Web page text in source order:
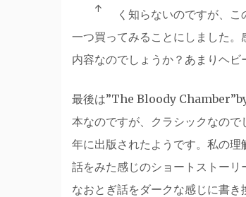
↑
く知らないのですが、
一つ買ってみることにしました
内容なのでしょうか？あまりヘビ
最後は”The Bloody
本なのですが、クラシックなので
年に出版されたようです。私の
話をみた感じのショートストー
なおとぎ話をダークな感じ